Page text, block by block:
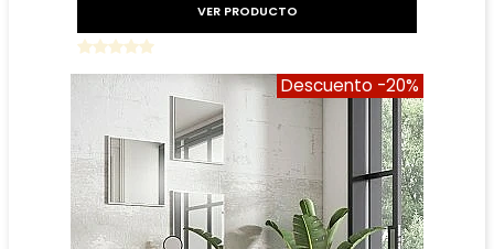
VER PRODUCTO
Descuento -20%